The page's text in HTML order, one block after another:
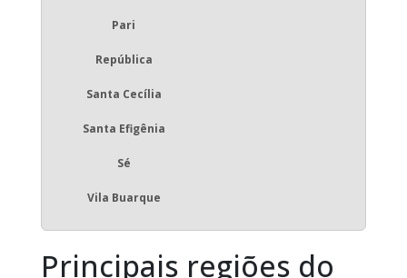
Pari
República
Santa Cecília
Santa Efigênia
Sé
Vila Buarque
Principais regiões do